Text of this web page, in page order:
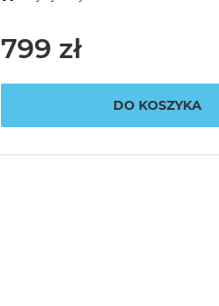
799 zł
DO KOSZYKA